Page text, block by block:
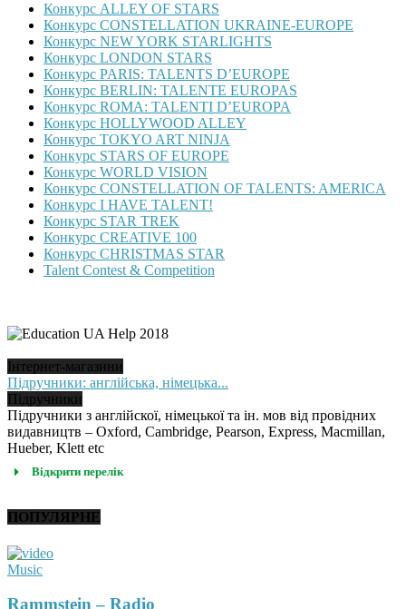
Конкурс ALLEY OF STARS
Конкурс CONSTELLATION UKRAINE-EUROPE
Конкурс NEW YORK STARLIGHTS
Конкурс LONDON STARS
Конкурс PARIS: TALENTS D’EUROPE
Конкурс BERLIN: TALENTE EUROPAS
Конкурс ROMA: TALENTI D’EUROPA
Конкурс HOLLYWOOD ALLEY
Конкурс TOKYO ART NINJA
Конкурс STARS OF EUROPE
Конкурс WORLD VISION
Конкурс CONSTELLATION OF TALENTS: AMERICA
Конкурс I HAVE TALENT!
Конкурс STAR TREK
Конкурс CREATIVE 100
Конкурс CHRISTMAS STAR
Talent Contest & Competition
Інтернет-магазини
Підручники: англійська, німецька...
Підручники
Підручники з англійскої, німецької та ін. мов від провідних
видавництв – Oxford, Cambridge, Pearson, Express, Macmillan,
Hueber, Klett etc
Відкрити перелік
ПОПУЛЯРНЕ
Music
Rammstein – Radio